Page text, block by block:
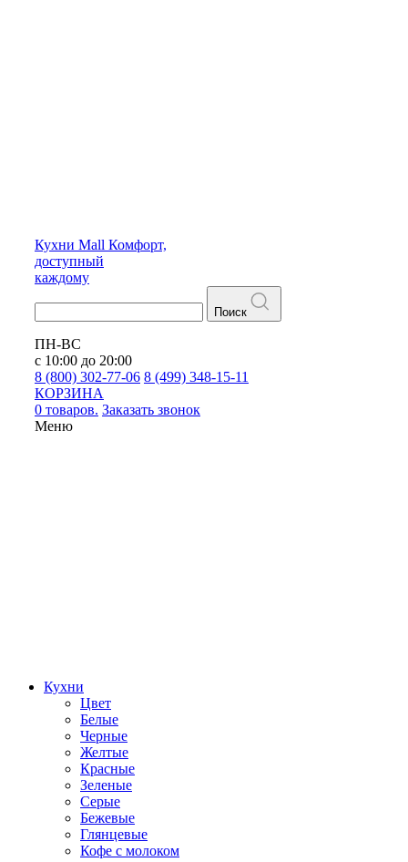
Кухни Mall Комфорт,
доступный
каждому
Поиск
ПН-ВС
с 10:00 до 20:00
8 (800) 302-77-06 8 (499) 348-15-11
КОРЗИНА
0 товаров. Заказать звонок
Меню
Кухни
Цвет
Белые
Черные
Желтые
Красные
Зеленые
Серые
Бежевые
Глянцевые
Кофе с молоком